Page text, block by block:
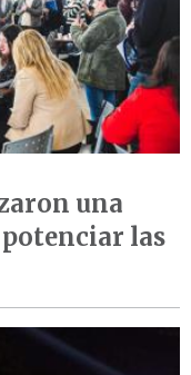
una
las